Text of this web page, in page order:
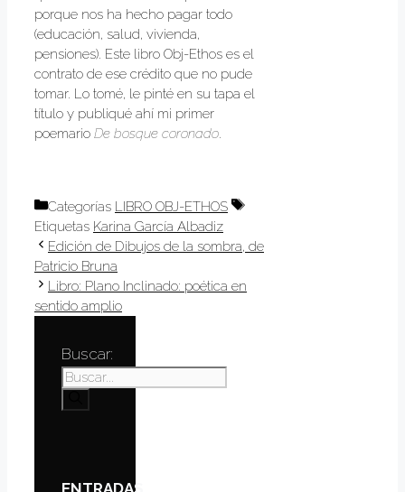
porque nos ha hecho pagar todo
(educación, salud, vivienda,
pensiones). Este libro Obj-Ethos es el
contrato de ese crédito que no pude
tomar. Lo tomé, le pinté en su tapa el
título y publiqué ahí mi primer
poemario De bosque coronado
Categorías LIBRO OBJ-ETHOS
Etiquetas Karina García Albadiz
Edición de Dibujos de la sombra, de
Patricio Bruna
Libro: Plano Inclinado: poética en
sentido amplio
Buscar: